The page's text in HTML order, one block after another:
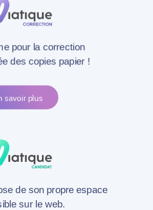
pour la correction
des copies papier !
savoir plus
de son propre espace
sur le web.